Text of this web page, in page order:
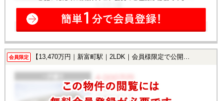
会員限定 【13,470万円｜新富町駅｜2LDK｜会員様限定で公開中！】